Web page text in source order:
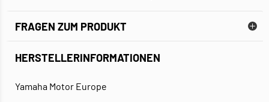
FRAGEN ZUM PRODUKT
HERSTELLERINFORMATIONEN
Yamaha Motor Europe